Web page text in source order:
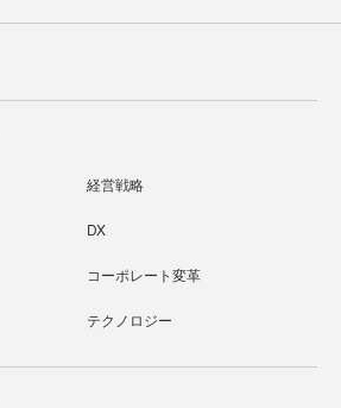
経営戦略
DX
コーポレート変革
テクノロジー